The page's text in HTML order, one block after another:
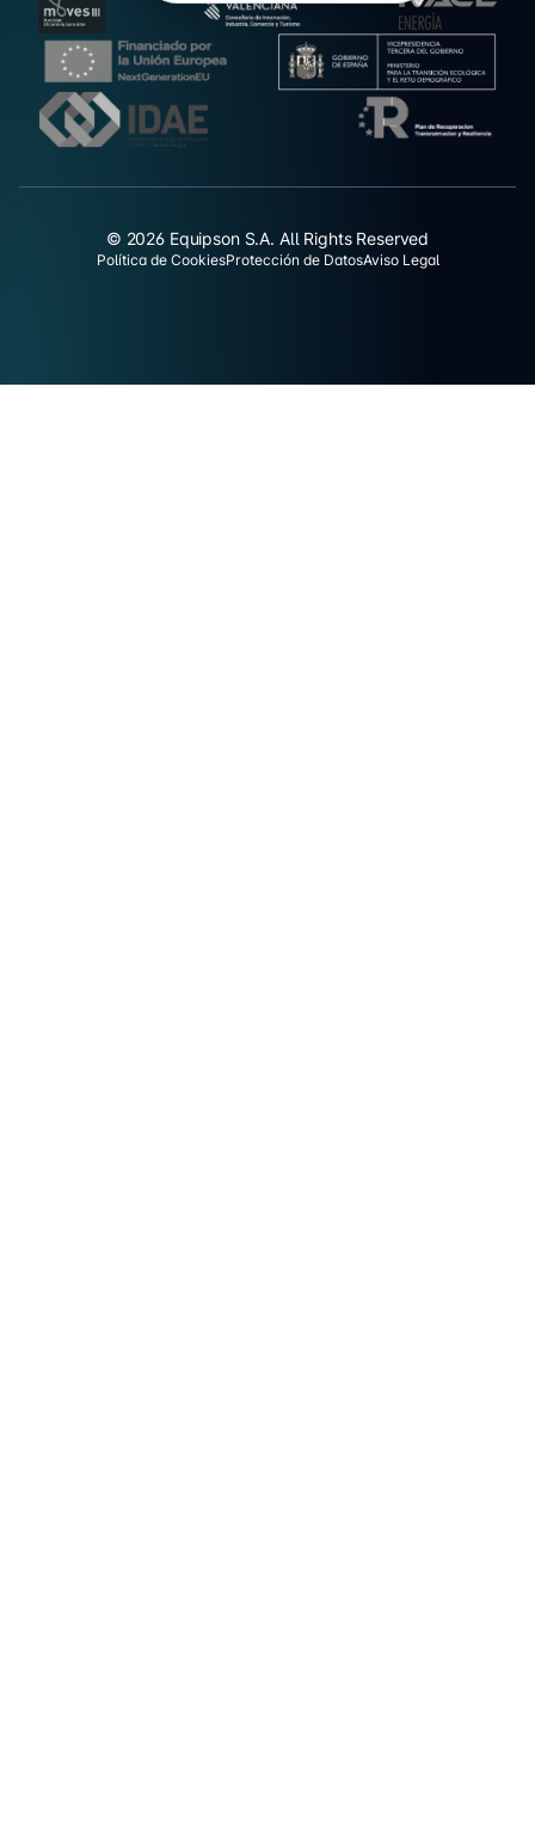
© 2026 Equipson S.A. All Rights Reserved
Política de CookiesProtección de DatosAviso Legal